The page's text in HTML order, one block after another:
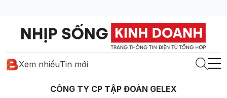
Xem nhiềuTin mới
CÔNG TY CP TẬP ĐOÀN GELEX